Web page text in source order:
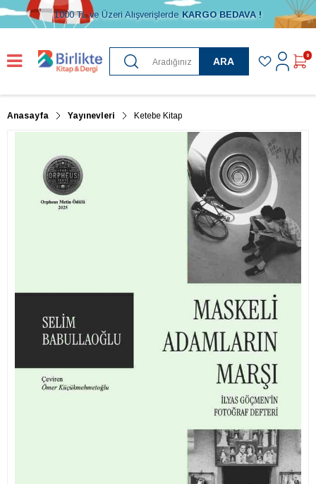
1000 TL ve Üzeri Alışverişlerde KARGO BEDAVA !
ARA
0
Anasayfa Yayınevleri Ketebe Kitap